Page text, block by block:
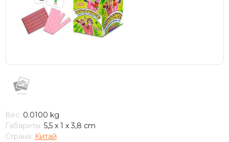
Вес: 0.0100 kg
Габариты: 5,5 x 1 x 3,8 cm
Страна: Китай